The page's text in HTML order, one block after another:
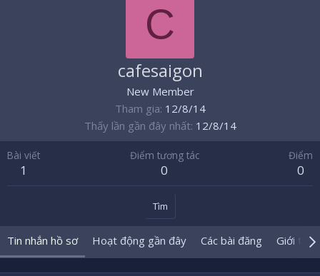
C
cafesaigon
New Member
Tham gia 12/8/14
Thấy lần gần đây nhất 12/8/14
Bài viết
1
Điểm tương tác
0
Điểm
0
Tìm
Tin nhắn hồ sơ Hoạt động gần đây Các bài đăng Giới